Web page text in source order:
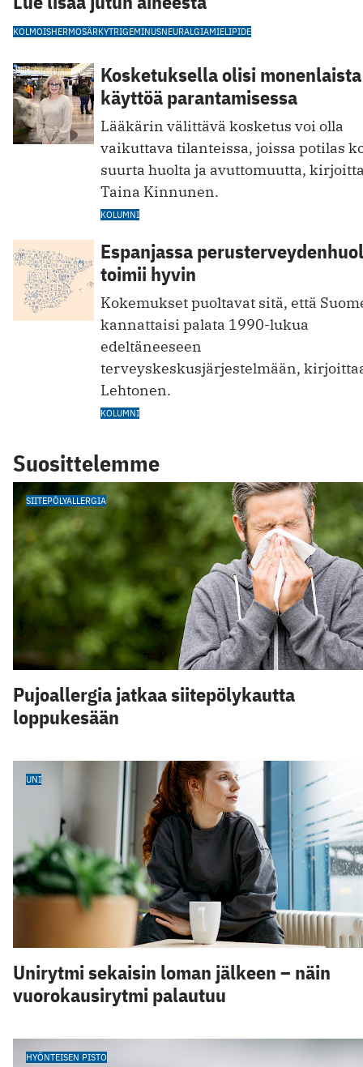
KOLMOISHERMOSÄRKYTRIGEMINUSNEURALGIAMIELIPIDE
Kosketuksella olisi monenlaista
käyttöä parantamisessa
Lääkärin välittävä kosketus voi olla
vaikuttava tilanteissa, joissa potilas
suurta huolta ja avuttomuutta,
Taina Kinnunen.
KOLUMNI
Espanjassa
toimii hyvin
Kokemukset puoltavat sitä, että
kannattaisi palata 1990-lukua
edeltäneeseen
terveyskeskusjärjestelmään,
Lehtonen.
KOLUMNI
Suosittelemme
SIITEPÖLYALLERGIA
Pujoallergia jatkaa siitepölykautta
loppukesään
UNI
Unirytmi sekaisin loman jälkeen – näin
vuorokausirytmi palautuu
HYÖNTEISEN PISTO